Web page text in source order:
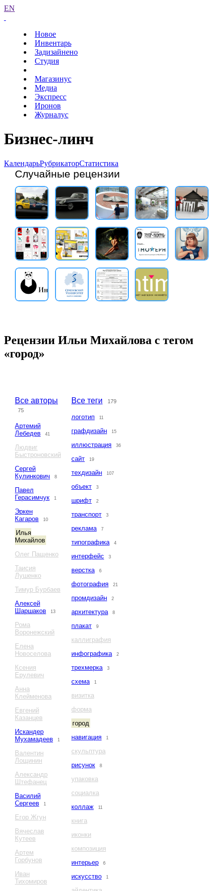
EN
Новое
Инвентарь
Задизайнено
Студия
Магазинус
Медиа
Экспресс
Иронов
Журналус
Бизнес-линч
КалендарьРубрикаторСтатистика
Случайные рецензии
Рецензии Ильи Михайлова с тегом
«город»
Все авторы
75
Артемий
Лебедев
41
Людвиг
Быстроновский
Сергей
Кулинкович
8
Павел
Герасимчук
1
Эркен
Кагаров
10
Илья
Михайлов
Олег Пащенко
Таисия
Лушенко
Тимур Бурбаев
Алексей
Шаршаков
13
Рома
Воронежский
Елена
Новоселова
Ксения
Ерулевич
Анна
Клейменова
Евгений
Казанцев
Искандер
Мухамадеев
1
Валентин
Лощинин
Александр
Штефанец
Василий
Сергеев
1
Егор Жгун
Вячеслав
Кутеев
Артем
Горбунов
Иван
Тихомиров
Все теги 179
логотип 11
графдизайн 15
иллюстрация 36
сайт 19
техдизайн 107
объект 3
шрифт 2
транспорт 3
реклама 7
типографика 4
интерфейс 3
верстка 6
фотография 21
промдизайн 2
архитектура 8
плакат 9
каллиграфия
инфографика
2
трехмерка 3
схема 1
визитка
форма
город
навигация
1
скульптура
рисунок
8
упаковка
социалка
коллаж
11
книга
иконки
композиция
интерьер
6
искусство 1